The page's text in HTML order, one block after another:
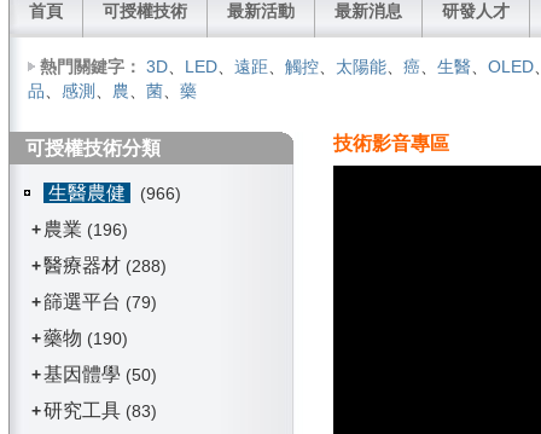
首頁 可授權技術 最新活動 最新消息 研發人才
熱門關鍵字： 3D、 LED、 遠距、 觸控、 太陽能、 癌、 生醫、 OLED
品、 感測 、 農、 菌、 藥
可授權技術分類
生醫農健
(966)
+ 農業 (196)
+醫療器材 (288)
+篩選平台 (79)
+藥物 (190)
+基因體學 (50)
+研究工具(83)
技術影音專區